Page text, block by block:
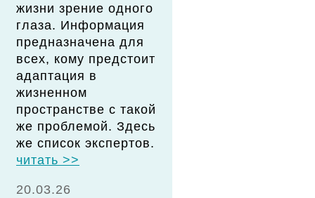
жизни зрение одного
глаза. Информация
предназначена для
всех, кому предстоит
адаптация в
жизненном
пространстве с такой
же проблемой. Здесь
же список экспертов.
читать >>
20.03.26